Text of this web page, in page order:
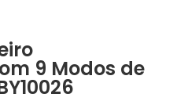
9 Modos de